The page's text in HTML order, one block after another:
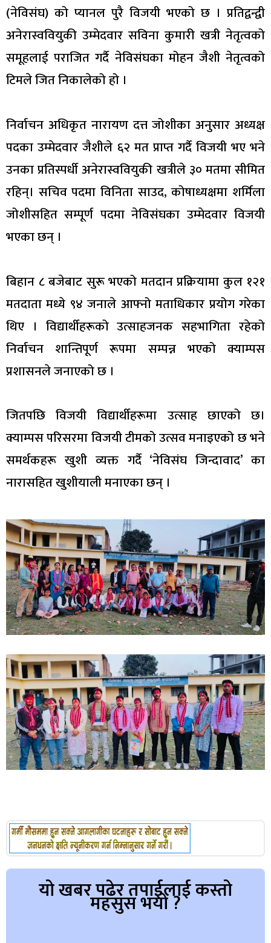
(नेविसंघ) को प्यानल पुरै विजयी भएको छ । प्रतिद्वन्द्वी
अनेरास्ववियुकी उम्मेदवार सविना कुमारी खत्री नेतृत्वको
समूहलाई पराजित गर्दै नेविसंघका मोहन जैशी नेतृत्वको
टिमले जित निकालेको हो ।
निर्वाचन अधिकृत नारायण दत्त जोशीका अनुसार अध्यक्ष
पदका उम्मेदवार जैशीले ६२ मत प्राप्त गर्दै विजयी भए भने
उनका प्रतिस्पर्धी अनेरास्ववियुकी खत्रीले ३० मतमा सीमित
रहिन्। सचिव पदमा विनिता साउद, कोषाध्यक्षमा शर्मिला
जोशीसहित सम्पूर्ण पदमा नेविसंघका उम्मेदवार विजयी
भएका छन् ।
बिहान ८ बजेबाट सुरू भएको मतदान प्रक्रियामा कुल १२१
मतदाता मध्ये ९४ जनाले आफ्नो मताधिकार प्रयोग गरेका
थिए । विद्यार्थीहरूको उत्साहजनक सहभागिता रहेको
निर्वाचन शान्तिपूर्ण रूपमा सम्पन्न भएको क्याम्पस
प्रशासनले जनाएको छ ।
जितपछि विजयी विद्यार्थीहरूमा उत्साह छाएको छ।
क्याम्पस परिसरमा विजयी टीमको उत्सव मनाइएको छ भने
समर्थकहरू खुशी व्यक्त गर्दै ‘नेविसंघ जिन्दावाद’ का
नारासहित खुशीयाली मनाएका छन् ।
यो खबर पढेर तपाईलाई कस्तो
महसुस भयो ?